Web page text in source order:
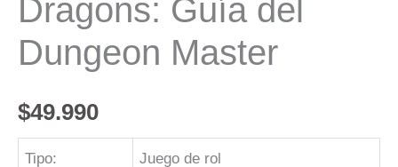
Dragons: Guía del
Dungeon Master
$49.990
Tipo: Juego de rol